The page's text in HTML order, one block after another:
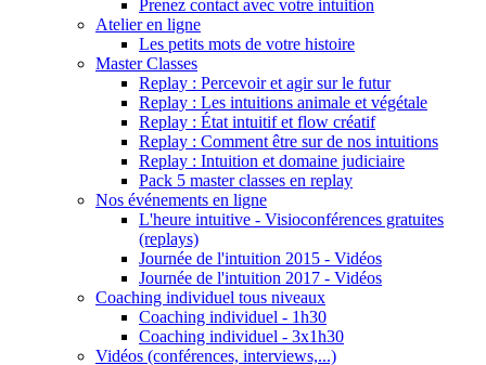
Prenez contact avec votre intuition
Atelier en ligne
Les petits mots de votre histoire
Master Classes
Replay : Percevoir et agir sur le futur
Replay : Les intuitions animale et végétale
Replay : État intuitif et flow créatif
Replay : Comment être sur de nos intuitions
Replay : Intuition et domaine judiciaire
Pack 5 master classes en replay
Nos événements en ligne
L'heure intuitive - Visioconférences gratuites
(replays)
Journée de l'intuition 2015 - Vidéos
Journée de l'intuition 2017 - Vidéos
Coaching individuel tous niveaux
Coaching individuel - 1h30
Coaching individuel - 3x1h30
Vidéos (conférences, interviews,...)